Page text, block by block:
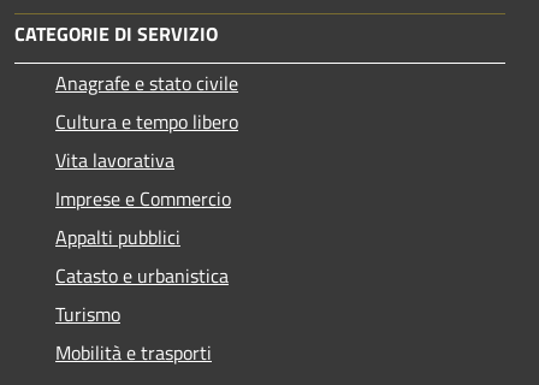
CATEGORIE DI SERVIZIO
Anagrafe e stato civile
Cultura e tempo libero
Vita lavorativa
Imprese e Commercio
Appalti pubblici
Catasto e urbanistica
Turismo
Mobilità e trasporti